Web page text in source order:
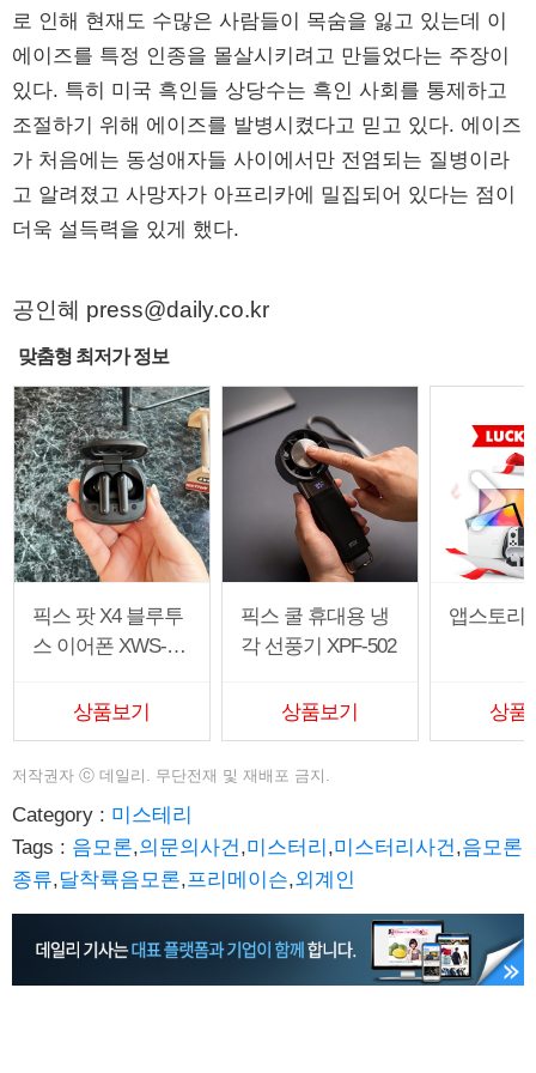
로 인해 현재도 수많은 사람들이 목숨을 잃고 있는데 이
에이즈를 특정 인종을 몰살시키려고 만들었다는 주장이
있다. 특히 미국 흑인들 상당수는 흑인 사회를 통제하고
조절하기 위해 에이즈를 발병시켰다고 믿고 있다. 에이즈
가 처음에는 동성애자들 사이에서만 전염되는 질병이라
고 알려졌고 사망자가 아프리카에 밀집되어 있다는 점이
더욱 설득력을 있게 했다.
공인혜 press@daily.co.kr
맞춤형 최저가 정보
픽스 팟 X4 블루투
스 이어폰 XWS-30
상품보기
픽스 쿨 휴대용 냉
각 선풍기 XPF-502
상품보기
앱스토리
상품
저작권자 ⓒ 데일리. 무단전재 및 재배포 금지.
Category : 미스테리
Tags : 음모론,의문의사건,미스터리 ,미스터리사건,음모론
종류,달착륙음모론,프리메이슨,외계인